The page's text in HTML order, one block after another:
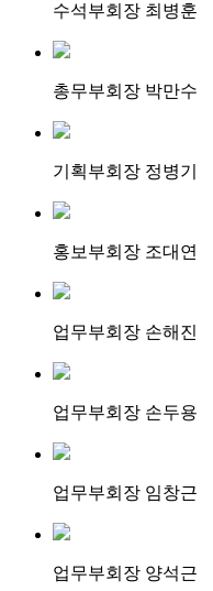
수석부회장 최병훈
총무부회장 박만수
기획부회장 정병기
홍보부회장 조대연
업무부회장 손해진
업무부회장 손두용
업무부회장 임창근
업무부회장 양석근